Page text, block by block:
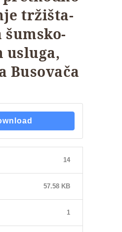
tržišta-
usluga,
Busovača
14
57.58 KB
1